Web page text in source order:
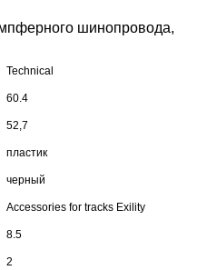
шинопровода,
Technical
60.4
52,7
пластик
черный
Accessories for tracks Exility
8.5
2